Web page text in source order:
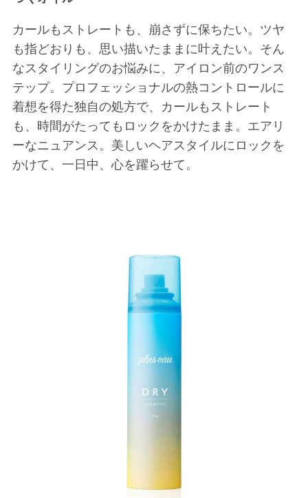
カールもストレートも、崩さずに保ちたい。ツヤ
も指どおりも、思い描いたままに叶えたい。そん
なスタイリングのお悩みに、アイロン前のワンス
テップ。プロフェッショナルの熱コントロールに
着想を得た独自の処方で、カールもストレート
も、時間がたってもロックをかけたまま。エアリ
ーなニュアンス。美しいヘアスタイルにロックを
かけて、一日中、心を躍らせて。